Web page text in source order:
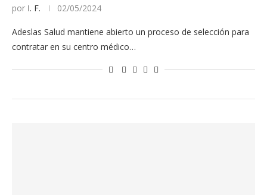
por I. F. 02/05/2024
Adeslas Salud mantiene abierto un proceso de selección para
contratar en su centro médico…